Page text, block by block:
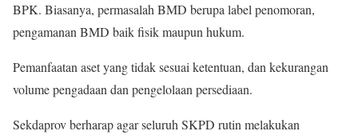
BPK. Biasanya, permasalah BMD berupa label penomoran,
pengamanan BMD baik fisik maupun hukum.
Pemanfaatan aset yang tidak sesuai ketentuan, dan kekurangan
volume pengadaan dan pengelolaan persediaan.
Sekdaprov berharap agar seluruh SKPD rutin melakukan